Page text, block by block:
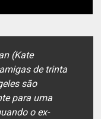
(Kate
de trinta
são
para uma
o ex-